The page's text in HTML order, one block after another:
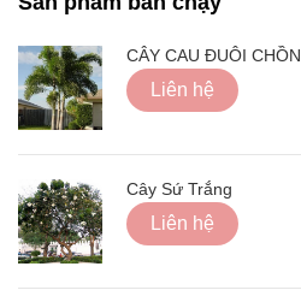
CÂY CAU ĐUÔI CHỒN
Liên hệ
Cây Sứ Trắng
Liên hệ